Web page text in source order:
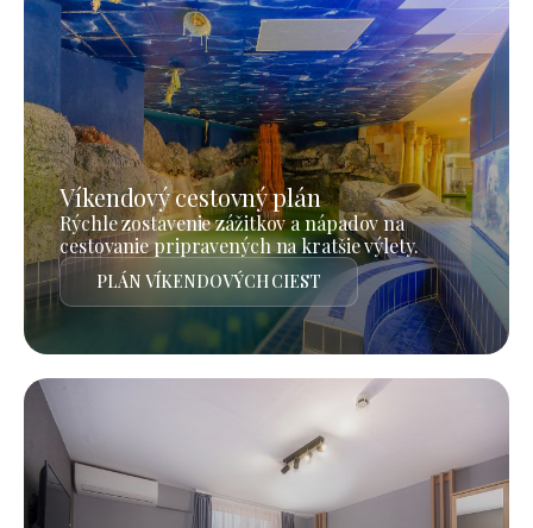
Víkendový cestovný plán
Rýchle zostavenie zážitkov a nápadov na
cestovanie pripravených na kratšie výlety.
PLÁN VÍKENDOVÝCH CIEST